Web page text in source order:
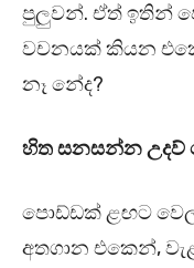
පුලුවන්. ඒත් ඉතින්
වචනයක් කියන
නෑ නේද?
හිත සනසන්න උදව්
පොඩ්ඩක් ළඟට
අතගාන එකෙන්,